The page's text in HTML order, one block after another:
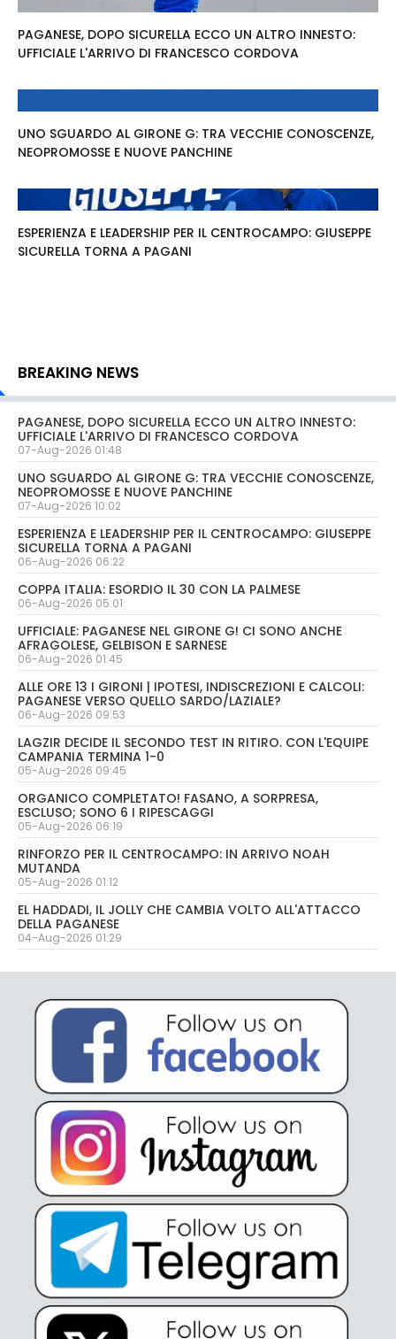
PAGANESE, DOPO SICURELLA ECCO UN ALTRO INNESTO:
UFFICIALE L'ARRIVO DI FRANCESCO CORDOVA
UNO SGUARDO AL GIRONE G: TRA VECCHIE CONOSCENZE,
NEOPROMOSSE E NUOVE PANCHINE
ESPERIENZA E LEADERSHIP PER IL CENTROCAMPO: GIUSEPPE
SICURELLA TORNA A PAGANI
BREAKING NEWS
PAGANESE, DOPO SICURELLA ECCO UN ALTRO INNESTO:
UFFICIALE L'ARRIVO DI FRANCESCO CORDOVA
07-Aug-2026 01:48
UNO SGUARDO AL GIRONE G: TRA VECCHIE CONOSCENZE,
NEOPROMOSSE E NUOVE PANCHINE
07-Aug-2026 10:02
ESPERIENZA E LEADERSHIP PER IL CENTROCAMPO: GIUSEPPE
SICURELLA TORNA A PAGANI
06-Aug-2026 06:22
COPPA ITALIA: ESORDIO IL 30 CON LA PALMESE
06-Aug-2026 05:01
UFFICIALE: PAGANESE NEL GIRONE G! CI SONO ANCHE
AFRAGOLESE, GELBISON E SARNESE
06-Aug-2026 01:45
ALLE ORE 13 I GIRONI | IPOTESI, INDISCREZIONI E CALCOLI:
PAGANESE VERSO QUELLO SARDO/LAZIALE?
06-Aug-2026 09:53
LAGZIR DECIDE IL SECONDO TEST IN RITIRO. CON L'EQUIPE
CAMPANIA TERMINA 1-0
05-Aug-2026 09:45
ORGANICO COMPLETATO! FASANO, A SORPRESA,
ESCLUSO; SONO 6 I RIPESCAGGI
05-Aug-2026 06:19
RINFORZO PER IL CENTROCAMPO: IN ARRIVO NOAH
MUTANDA
05-Aug-2026 01:12
EL HADDADI, IL JOLLY CHE CAMBIA VOLTO ALL'ATTACCO
DELLA PAGANESE
04-Aug-2026 01:29